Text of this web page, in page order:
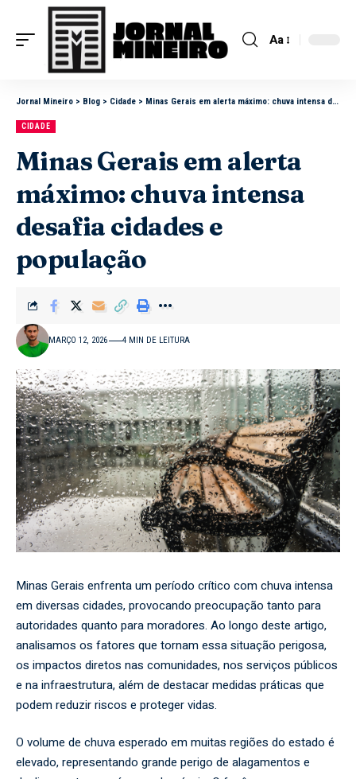
Aa
Jornal Mineiro > Blog > Cidade > Minas Gerais em alerta máximo: chuva intensa desafia cidades e população
CIDADE
Minas Gerais em alerta
máximo: chuva intensa
desafia cidades e
população
MARÇO 12, 2026 4 MIN DE LEITURA
Minas Gerais enfrenta um período crítico com chuva intensa
em diversas cidades, provocando preocupação tanto para
autoridades quanto para moradores. Ao longo deste artigo,
analisamos os fatores que tornam essa situação perigosa,
os impactos diretos nas comunidades, nos serviços públicos
e na infraestrutura, além de destacar medidas práticas que
podem reduzir riscos e proteger vidas.
O volume de chuva esperado em muitas regiões do estado é
elevado, representando grande perigo de alagamentos e